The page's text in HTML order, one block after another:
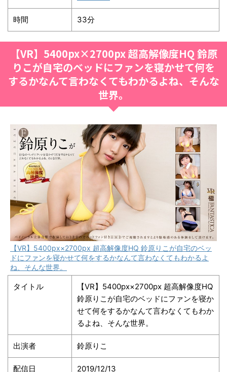
時間 33分
【VR】5400px×2700px 超高解像度HQ 鈴原
りこが自宅のベッドにファンを寝かせて何を
するかなんて言わなくてもわかるよね、そんな
世界。
【VR】5400px×2700px 超高解像度HQ 鈴原りこが自宅のベッ
ドにファンを寝かせて何をするかなんて言わなくてもわかるよ
ね、そんな世界。
タイトル
【VR】5400px×2700px 超高解像度HQ
鈴原りこが自宅のベッドにファンを寝か
せて何をするかなんて言わなくてもわか
るよね、そんな世界。
出演者 鈴原りこ
配信日 2019/12/13